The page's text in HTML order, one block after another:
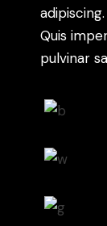
Quis
pulvinar